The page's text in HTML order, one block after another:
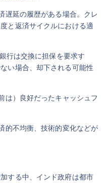
遅延の履歴がある場合。クレ
と返済サイクルにおける適
行は交換に担保を要求す
い場合、却下される可能性
は）良好だったキャッシュフ
的不均衡、技術的変化などが
する中、インド政府は都市